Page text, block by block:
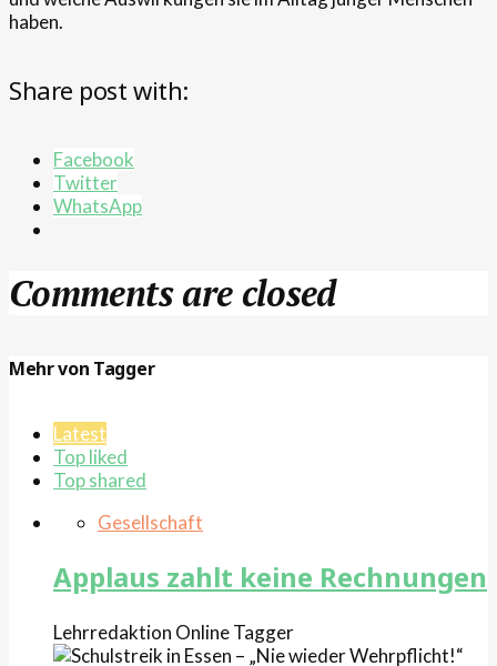
haben.
Share post with:
Facebook
Twitter
WhatsApp
Comments are closed
Mehr von Tagger
Latest
Top liked
Top shared
Gesellschaft
Applaus zahlt keine Rechnungen
Lehrredaktion OnlineTagger